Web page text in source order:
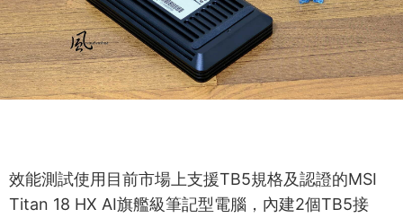
效能測試使用目前市場上支援TB5規格及認證的MSI
Titan 18 HX AI旗艦級筆記型電腦，內建2個TB5接